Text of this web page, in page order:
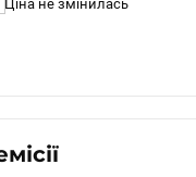
Ціна не змінилась